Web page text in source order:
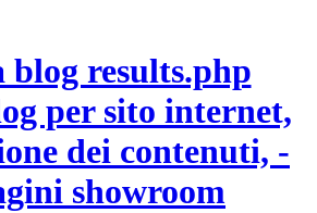
blog results.php
per sito internet,
dei contenuti, -
showroom